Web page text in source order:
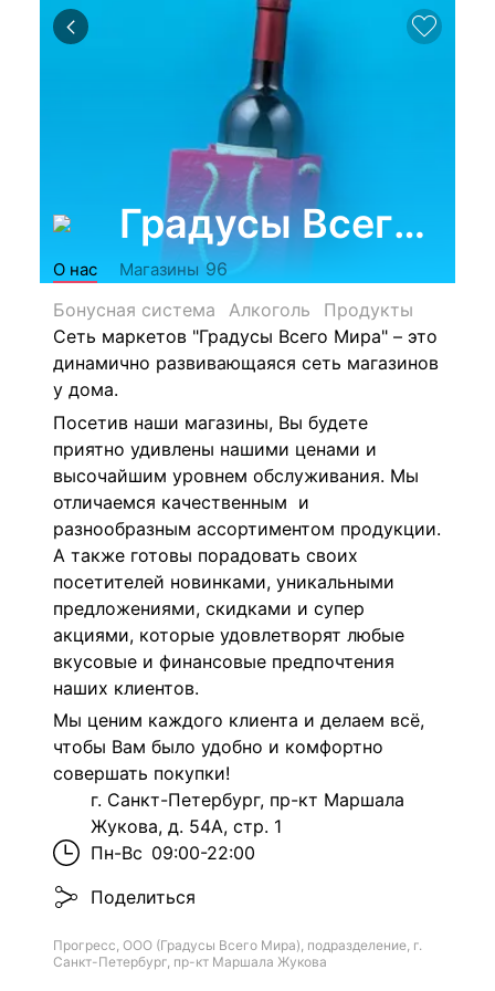
Градусы Всего
О нас Магазины 96
Бонусная система
Алкоголь
Продукты
Сеть маркетов "Градусы Всего Мира" – это
динамично развивающаяся сеть магазинов
у дома.
Посетив наши магазины, Вы будете
приятно удивлены нашими ценами и
высочайшим уровнем обслуживания. Мы
отличаемся качественным и
разнообразным ассортиментом продукции.
А также готовы порадовать своих
посетителей новинками, уникальными
предложениями, скидками и супер
акциями, которые удовлетворят любые
вкусовые и финансовые предпочтения
наших клиентов.
Мы ценим каждого клиента и делаем всё,
чтобы Вам было удобно и комфортно
совершать покупки!
г. Санкт-Петербург, пр-кт Маршала
Жукова, д. 54А, стр. 1
Пн-Вс 09:00-22:00
Поделиться
Прогресс, ООО (Градусы Всего Мира), подразделение, г.
Санкт-Петербург, пр-кт Маршала Жукова